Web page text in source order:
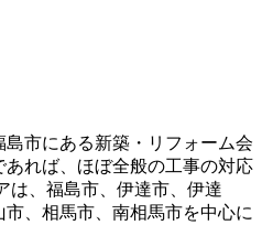
市にある新築・リフォーム会
れば、ほぼ全般の工事の対応
は、福島市、伊達市、伊達
、相馬市、南相馬市を中心に